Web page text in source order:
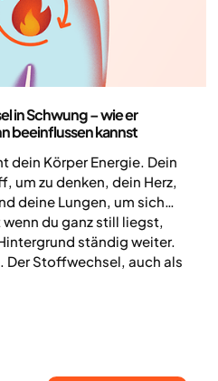
in Schwung – wie er
beeinflussen kannst
dein Körper Energie. Dein
um zu denken, dein Herz,
deine Lungen, um sich
du ganz still liegst,
ständig weiter.
Der Stoffwechsel, auch als